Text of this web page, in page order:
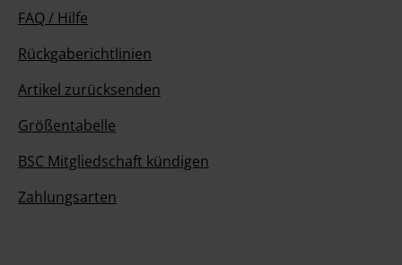
FAQ / Hilfe
Rückgaberichtlinien
Artikel zurücksenden
Größentabelle
BSC Mitgliedschaft kündigen
Zahlungsarten